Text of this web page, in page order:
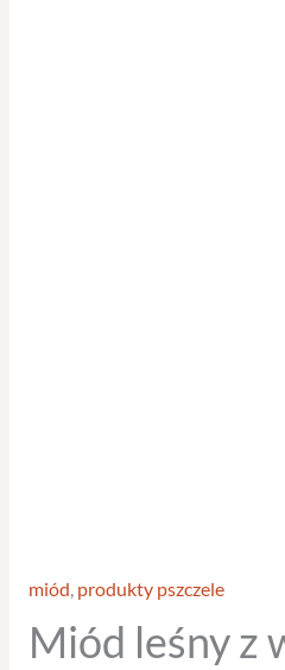
miód produkty pszczele
Miód leśny z